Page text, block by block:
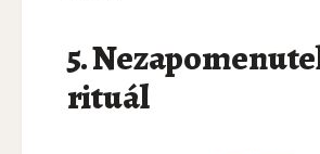
5.
rituál